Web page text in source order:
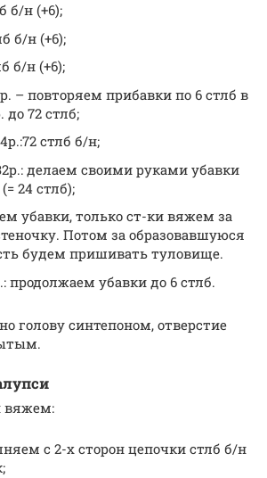
б/н (+6);
б/н (+6);
б/н (+6);
– повторяем прибавки по 6 стлб в
72 стлб;
стлб б/н;
делаем своими руками убавки
24 стлб);
убавки, только ст-ки вяжем за
Потом за образовавшуюся
будем пришивать туловище.
продолжаем убавки до 6 стлб.
голову синтепоном, отверстие
вяжем:
с 2-х сторон цепочки стлб б/н